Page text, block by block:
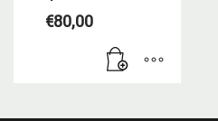
€80,00